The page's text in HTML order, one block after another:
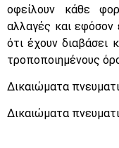
οφείλουν κάθε
αλλαγές και εφόσον
ότι έχουν διαβάσει
τροποποιημένους
Δικαιώματα
Δικαιώματα